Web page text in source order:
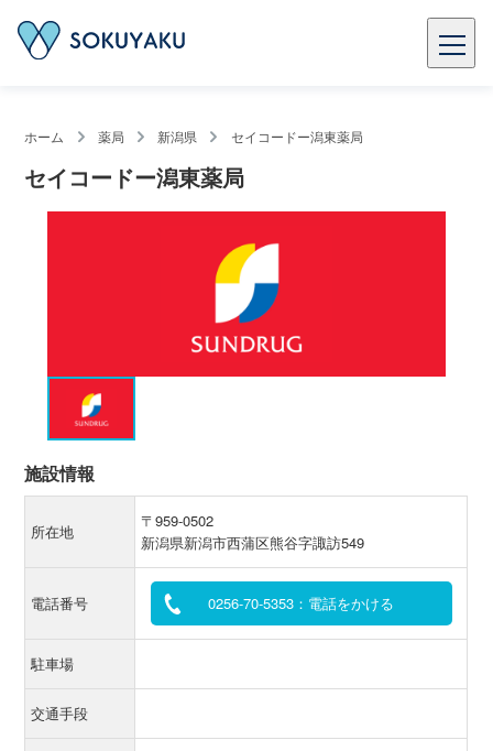
ホーム 薬局 新潟県 セイコードー潟東薬局
セイコードー潟東薬局
施設情報
所在地
〒959-0502
新潟県新潟市西蒲区熊谷字諏訪549
電話番号 0256-70-5353：電話をかける
駐車場
交通手段